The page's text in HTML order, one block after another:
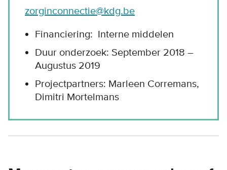
zorginconnectie@kdg.be
Financiering: Interne middelen
Duur onderzoek: September 2018 –
Augustus 2019
Projectpartners: Marleen Corremans,
Dimitri Mortelmans